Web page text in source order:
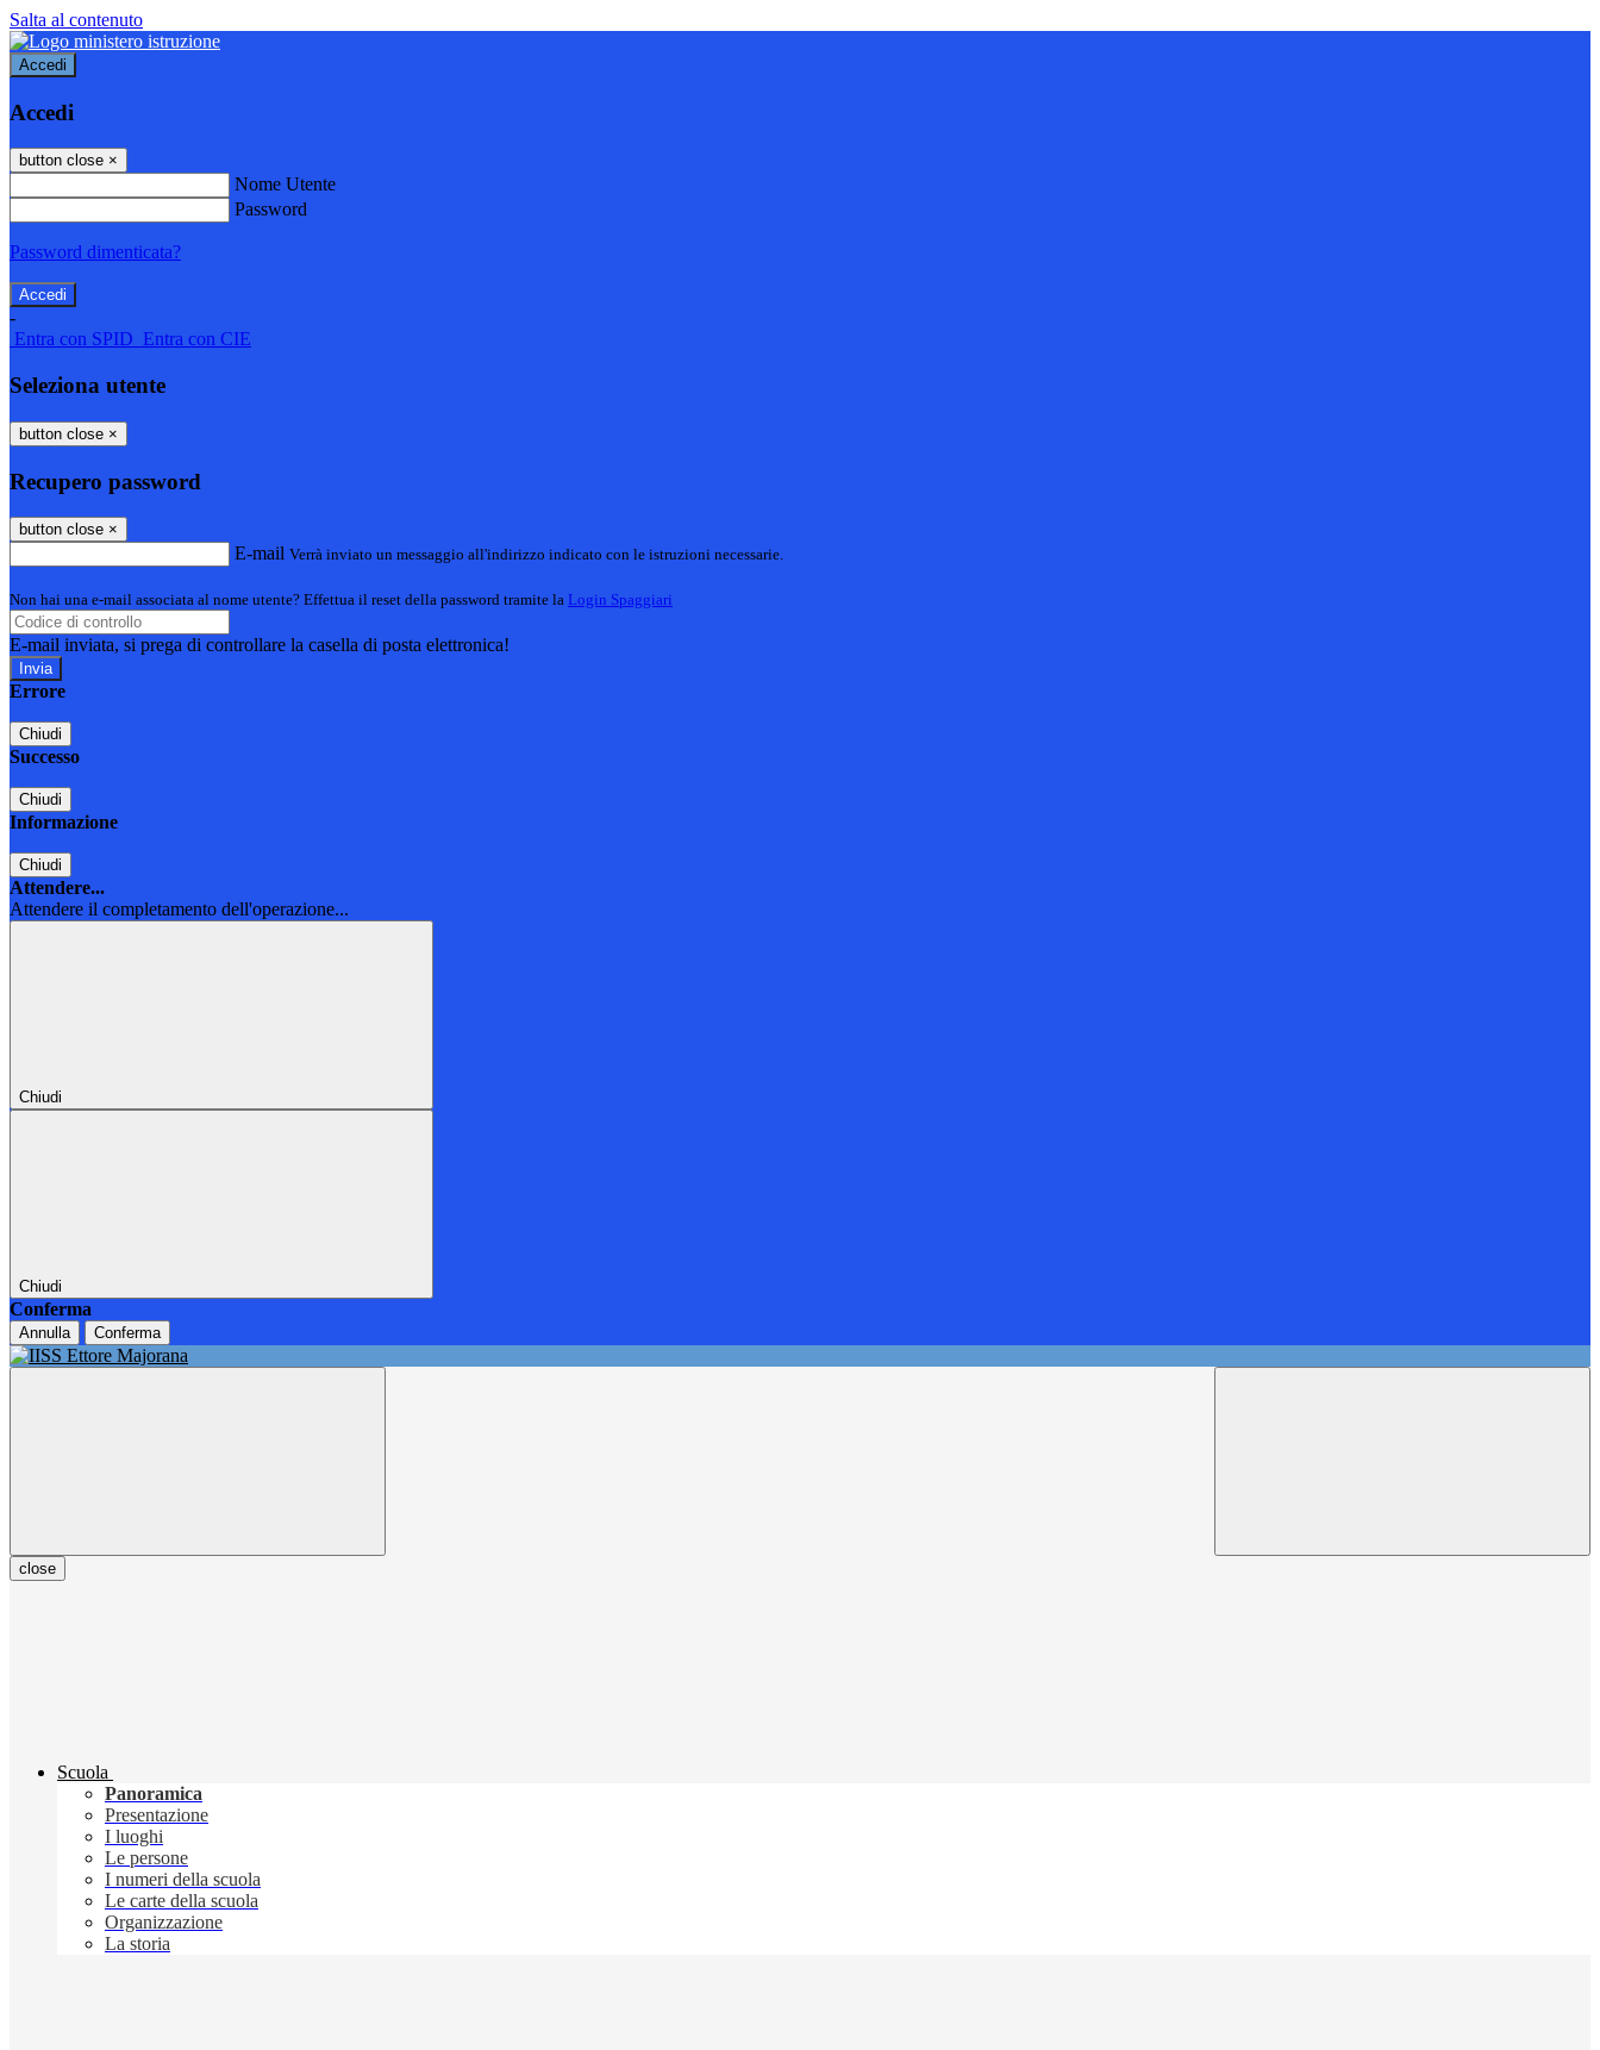
Salta al contenuto
Accedi
Accedi
button close ×
Nome Utente
Password
Password dimenticata?
-
Entra con SPID Entra con CIE
Seleziona utente
button close ×
Recupero password
button close ×
E-mail Verrà inviato un messaggio all'indirizzo indicato con le istruzioni necessarie.
Non hai una e-mail associata al nome utente? Effettua il reset della password tramite la Login Spaggiari
E-mail inviata, si prega di controllare la casella di posta elettronica!
Errore
Chiudi
Successo
Chiudi
Informazione
Chiudi
Attendere...
Attendere il completamento dell'operazione...
Chiudi
Chiudi
Conferma
Annulla Conferma
close
Scuola
Panoramica
Presentazione
I luoghi
Le persone
I numeri della scuola
Le carte della scuola
Organizzazione
La storia